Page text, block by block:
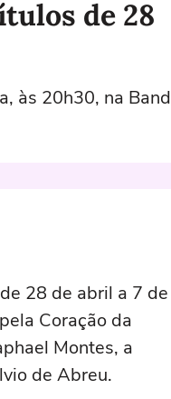
de 28
às 20h30, na Band
28 de abril a 7 de
Coração da
Montes, a
de Abreu.